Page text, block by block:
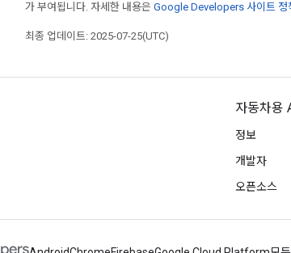
가 부여됩니다. 자세한 내용은 Google Developers 사이트 정
최종 업데이트: 2025-07-25(UTC)
자동차용
정보
개발자
오픈소스